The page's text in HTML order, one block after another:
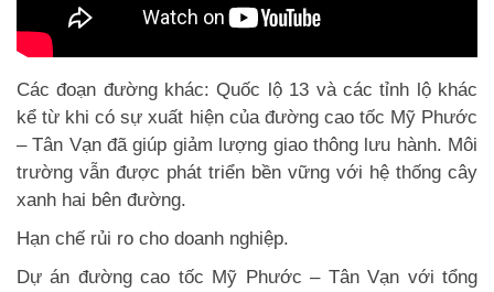
Các đoạn đường khác: Quốc lộ 13 và các tỉnh lộ khác
kể từ khi có sự xuất hiện của đường cao tốc Mỹ Phước
– Tân Vạn đã giúp giảm lượng giao thông lưu hành. Môi
trường vẫn được phát triển bền vững với hệ thống cây
xanh hai bên đường.
Hạn chế rủi ro cho doanh nghiệp.
Dự án đường cao tốc Mỹ Phước – Tân Vạn với tổng